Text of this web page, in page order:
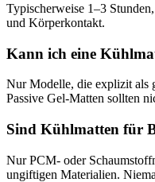
Typischerweise 1–3
und Körperkontakt.
Kann ich eine
Nur Modelle, die explizit als
Passive Gel-Matten sollten
Sind Kühlmatten für
Nur PCM- oder
ungiftigen Materialien.